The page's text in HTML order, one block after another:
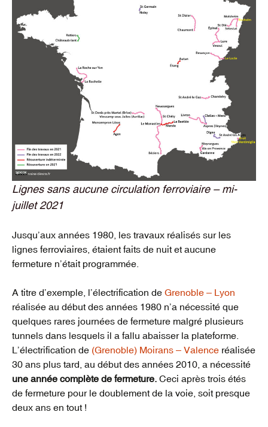
Lignes sans aucune circulation ferroviaire – mi-
juillet 2021
Jusqu’aux années 1980, les travaux réalisés sur les
lignes ferroviaires, étaient faits de nuit et aucune
fermeture n’était programmée.
A titre d’exemple, l’électrification de Grenoble – Lyon
réalisée au début des années 1980 n’a nécessité que
quelques rares journées de fermeture malgré plusieurs
tunnels dans lesquels il a fallu abaisser la plateforme.
L’électrification de (Grenoble) Moirans – Valence réalisée
30 ans plus tard, au début des années 2010, a nécessité
une année complète de fermeture. Ceci après trois étés
de fermeture pour le doublement de la voie, soit presque
deux ans en tout !